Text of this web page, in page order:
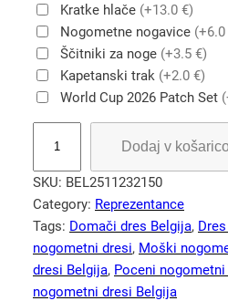
Kratke hlače (+13.0 €)
Nogometne nogavice (+6.0
Ščitniki za noge (+3.5 €)
Kapetanski trak (+2.0 €)
World Cup 2026 Patch Set
š
k
i
B
e
l
Dodaj v
SKU: BEL2511232150
Category: Reprezentance
Tags: Domači dres Belgija,
nogometni dresi, Moški
dresi Belgija, Poceni nogometni
nogometni dresi Belgija